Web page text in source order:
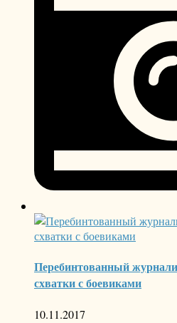
Перебинтованный
схватки с боевиками
10.11.2017